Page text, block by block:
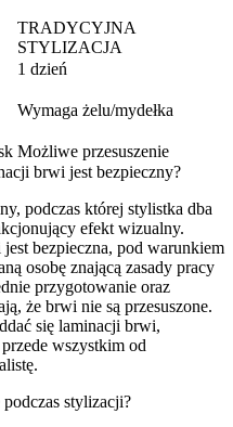
TRADYCYJNA
STYLIZACJA
1 dzień
Wymaga żelu/mydełka
Możliwe przesuszenie
brwi jest bezpieczny?
podczas której stylistka dba
efekt wizualny.
bezpieczna, pod warunkiem
osobę znającą zasady pracy
przygotowanie oraz
że brwi nie są przesuszone.
się laminacji brwi,
wszystkim od
podczas stylizacji?